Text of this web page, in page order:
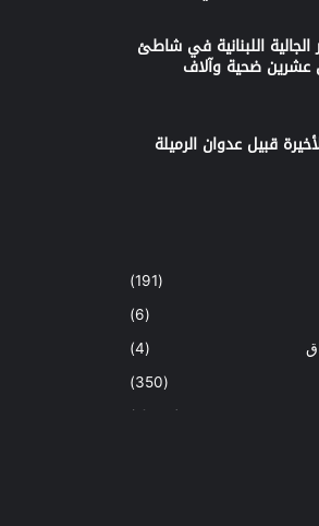
الجالية اللبنانية في شاطئ
عشرين ضحية وآلاف
قبيل عدوان الرميلة
(191)
(6)
(4)
(350)
(1٬040)